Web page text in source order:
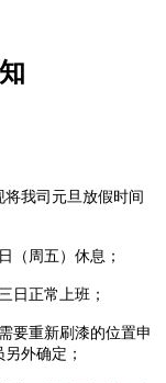
我司元旦放假时间
周五）休息；
正常上班；
重新刷漆的位置申
外确定；